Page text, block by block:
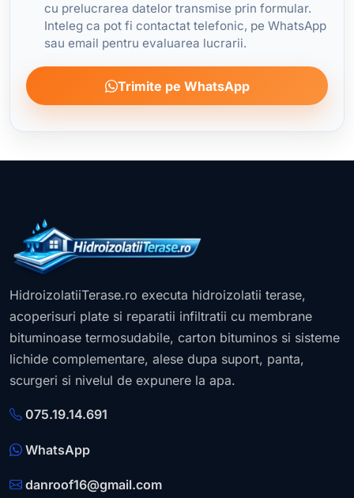
cu prelucrarea datelor transmise prin formular.
Inteleg ca pot fi contactat telefonic, pe WhatsApp
sau email pentru evaluarea lucrarii.
Trimite pe WhatsApp
HidroizolatiiTerase.ro executa hidroizolatii terase,
acoperisuri plate si reparatii infiltratii cu membrane
bituminoase termosudabile, carton bituminos si sisteme
lichide complementare, alese dupa suport, panta,
scurgeri si nivelul de expunere la apa.
075.19.14.691
WhatsApp
danroof16@gmail.com